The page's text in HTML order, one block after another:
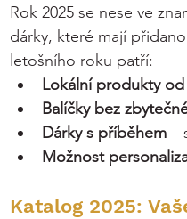
Rok 2025 se nese ve
dárky, které mají
letošního roku patří:
Lokální produkty
Balíčky bez
Dárky s příběhem –
Možnost
Katalog 2025: